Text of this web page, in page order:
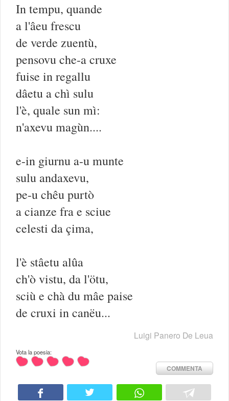
In tempu, quande
a l'âeu frescu
de verde zuentù,
pensovu che-a cruxe
fuise in regallu
dâetu a chì sulu
l'è, quale sun mì:
n'axevu magùn....
e-in giurnu a-u munte
sulu andaxevu,
pe-u chêu purtò
a cianze fra e sciue
celesti da çima,
l'è stâetu alûa
ch'ò vistu, da l'ötu,
sciù e chà du mâe paise
de cruxi in canëu...
Luigi Panero De Leua
Vota la poesia:
COMMENTA